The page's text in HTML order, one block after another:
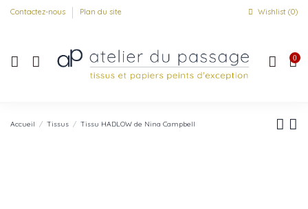
Contactez-nous Plan du site Wishlist (0)
0
Accueil Tissus Tissu HADLOW de Nina Campbell